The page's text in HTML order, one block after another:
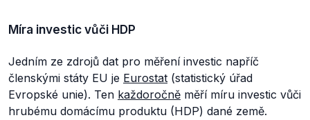
Míra investic vůči HDP
Jedním ze zdrojů dat pro měření investic napříč
členskými státy EU je Eurostat (statistický úřad
Evropské unie). Ten každoročně měří míru investic vůči
hrubému domácímu produktu (HDP) dané země.